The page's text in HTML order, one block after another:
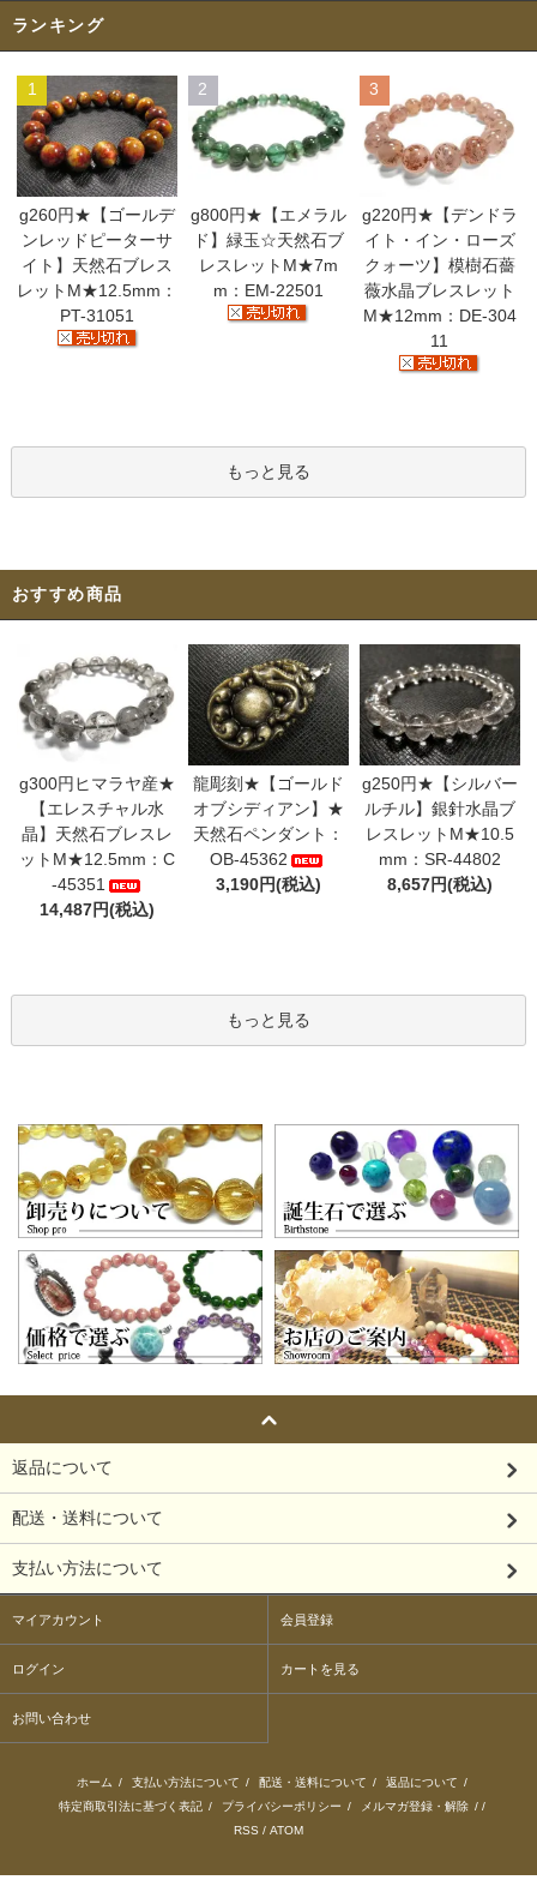
ランキング
1
g260円★【ゴールデ
ンレッドピーターサ
イト】天然石ブレス
レットM★12.5mm：
PT-31051
2
g800円★【エメラル
ド】緑玉☆天然石ブ
レスレットM★7m
m：EM-22501
3
g220円★【デンドラ
イト・イン・ローズ
クォーツ】模樹石薔
薇水晶ブレスレット
M★12mm：DE-304
11
もっと見る
おすすめ商品
g300円ヒマラヤ産★
【エレスチャル水
晶】天然石ブレスレ
ットM★12.5mm：C
-45351
14,487円(税込)
龍彫刻★【ゴールド
オブシディアン】★
天然石ペンダント：
OB-45362
3,190円(税込)
g250円★【シルバー
ルチル】銀針水晶ブ
レスレットM★10.5
mm：SR-44802
8,657円(税込)
もっと見る
返品について
配送・送料について
支払い方法について
マイアカウント 会員登録
ログイン カートを見る
お問い合わせ
ホーム / 支払い方法について / 配送・送料について / 返品について /
特定商取引法に基づく表記 / プライバシーポリシー / メルマガ登録・解除 / /
RSS / ATOM